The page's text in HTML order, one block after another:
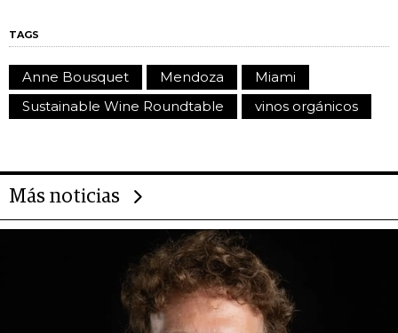
TAGS
Anne Bousquet Mendoza
Miami
Sustainable Wine Roundtable
vinos orgánicos
Más noticias